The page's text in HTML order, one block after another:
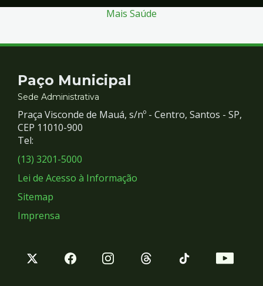
Mais Saúde
Contato
e
Redes
Sociais
Paço Municipal
Sede Administrativa
Praça Visconde de Mauá, s/nº - Centro, Santos - SP,
CEP 11010-900
Tel:
(13) 3201-5000
Lei de Acesso à Informação
Sitemap
Imprensa